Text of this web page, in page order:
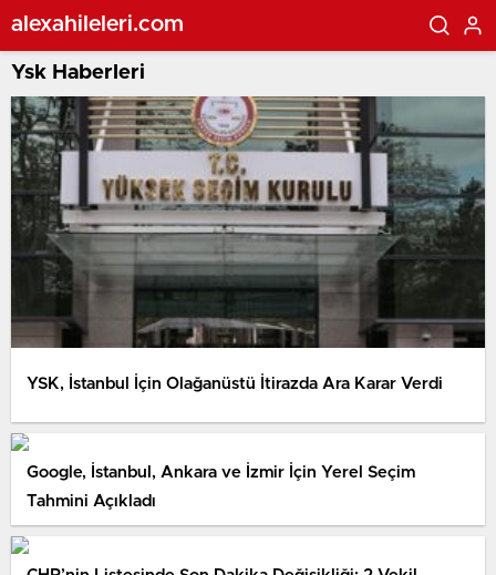
alexahileleri.com
Ysk Haberleri
YSK, İstanbul İçin Olağanüstü İtirazda Ara Karar Verdi
Google, İstanbul, Ankara ve İzmir İçin Yerel Seçim
Tahmini Açıkladı